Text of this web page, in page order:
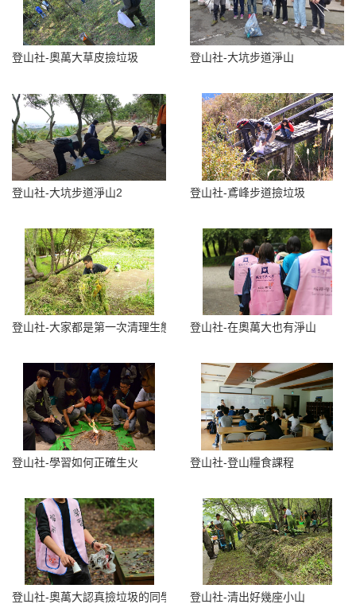
登山社-奧萬大草皮撿垃圾 登山社-大坑步道淨山
登山社-大坑步道淨山2 登山社-鳶峰步道撿垃圾
登山社-大家都是第一次清理生態池，把水中不要的植物、外來種移除
登山社-在奧萬大也有淨山
登山社-學習如何正確生火 登山社-登山糧食課程
登山社-奧萬大認真撿垃圾的同學 登山社-清出好幾座小山